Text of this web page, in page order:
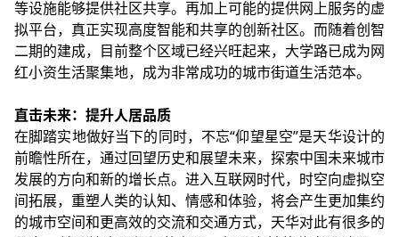
等设施能够提供社区共享。再加上可能的提供网上服务的虚
拟平台，真正实现高度智能和共享的创新社区。而随着创智
二期的建成，目前整个区域已经兴旺起来，大学路已成为网
红小资生活聚集地，成为非常成功的城市街道生活范本。
直击未来：提升人居品质
在脚踏实地做好当下的同时，不忘“仰望星空”是天华设计的
前瞻性所在，通过回望历史和展望未来，探索中国未来城市
发展的方向和新的增长点。进入互联网时代，时空向虚拟空
间拓展，重塑人类的认知、情感和体验，将会产生更加集约
的城市空间和更高效的交流和交通方式，天华对此有很多的